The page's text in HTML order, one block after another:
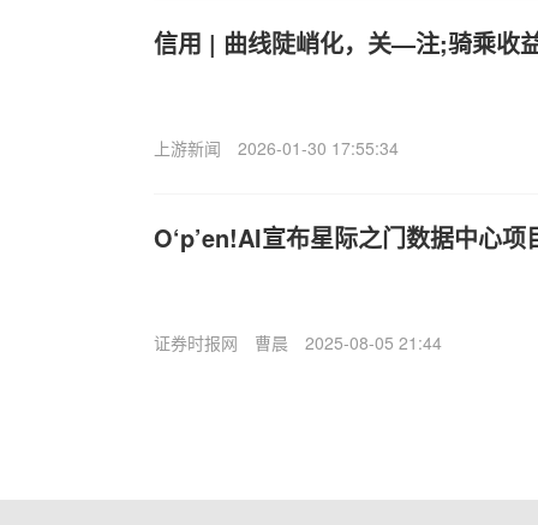
信用 | 曲线陡峭化，关—注;骑乘收
上游新闻 2026-01-30 17:55:34
O‘p’en!AI宣布星际之门数据中心项
证券时报网 曹晨 2025-08-05 21:44